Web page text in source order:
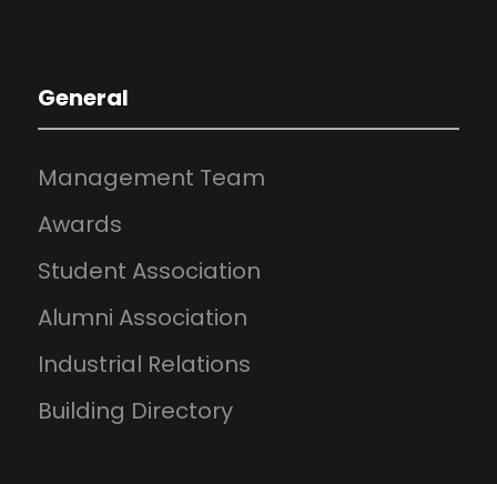
General
Management Team
Awards
Student Association
Alumni Association
Industrial Relations
Building Directory